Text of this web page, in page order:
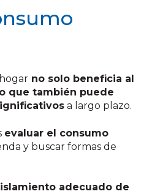
no solo beneficia al
que también puede
a largo plazo.
evaluar el consumo
y buscar formas de
adecuado de